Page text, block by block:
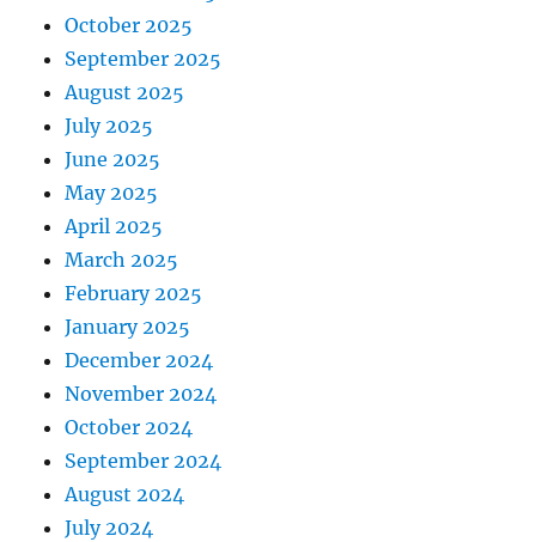
October 2025
September 2025
August 2025
July 2025
June 2025
May 2025
April 2025
March 2025
February 2025
January 2025
December 2024
November 2024
October 2024
September 2024
August 2024
July 2024